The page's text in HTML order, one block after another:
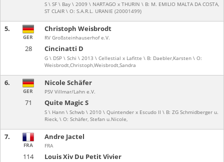
S \ SF \ Bay \ 2009 \ NARTAGO x THURIN \ B: M. EMILIO MALTA DA COSTA,
ST CLAIR \ O: S.A.R.L. URANIE (20001499)
5.
28 Cincinatti D
G \ DSP \ Schi \ 2013 \ Cellestial x Lafitte \ B: Daebler,Karsten \ O:
Weisbrodt,Christoph,Weisbrodt,Sandra
GER
Christoph Weisbrodt
RV Großsteinhauserhof e.V.
6.
71 Quite Magic S
S \ Hann \ Schwb \ 2010 \ Quintender x Escudo II \ B: ZG Schmidberger u.
Rieck, \ O: Schäfer, Stefan u.Nicole,
GER
Nicole Schäfer
PSV Villmar/Lahn e.V.
7.
114 Louis Xiv Du Petit Vivier
FRA
Andre Jactel
FRA